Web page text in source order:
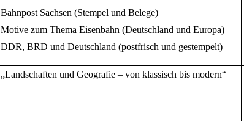
Bahnpost Sachsen (Stempel und Belege)
Motive zum Thema Eisenbahn (Deutschland und Europa)
DDR, BRD und Deutschland (postfrisch und gestempelt)
„Landschaften und Geografie – von klassisch bis modern“